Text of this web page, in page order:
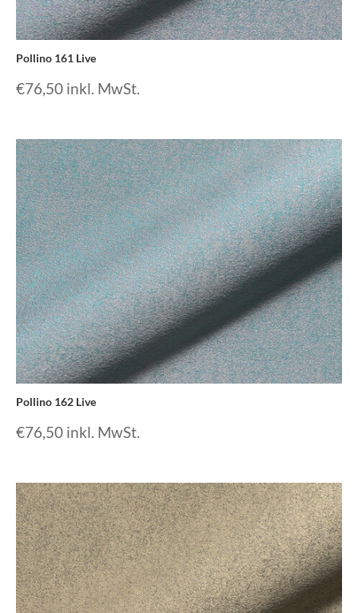
Pollino 161 Live
€76,50 inkl. MwSt.
Pollino 162 Live
€76,50 inkl. MwSt.